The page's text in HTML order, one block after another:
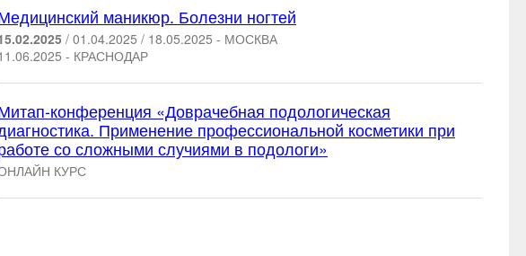
маникюр. Болезни ногтей
/ 01.04.2025 / 18.05.2025 - МОСКВА
- КРАСНОДАР
конференция «Доврачебная подологическая
Применение профессиональной косметики при
со сложными случиями в подологи»
КУРС